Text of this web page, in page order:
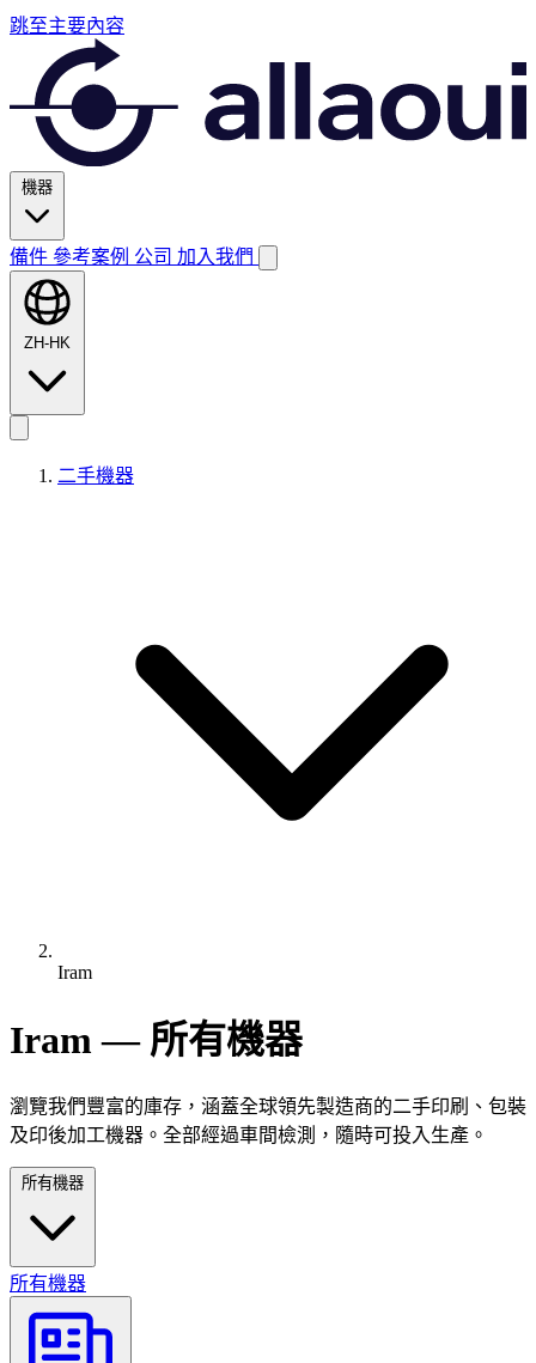
跳至主要內容
機器
備件 參考案例 公司 加入我們
ZH-HK
二手機器
Iram
Iram — 所有機器
瀏覽我們豐富的庫存，涵蓋全球領先製造商的二手印刷、包裝
及印後加工機器。全部經過車間檢測，隨時可投入生產。
所有機器
所有機器